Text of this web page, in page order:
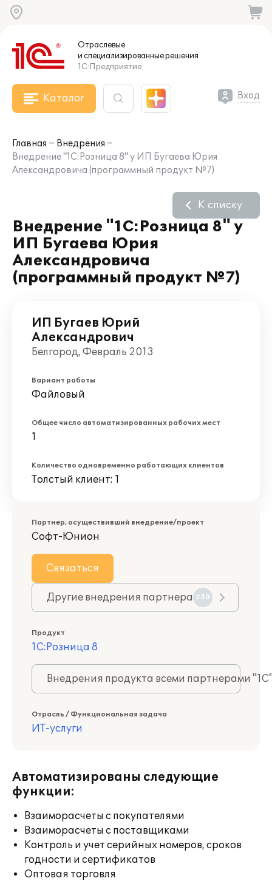
Отраслевые
и специализированныерешения
1С:Предприятие
Каталог Вход
Главная
Внедрения
Внедрение "1С:Розница 8" у ИП Бугаева Юрия
Александровича (программный продукт №7)
Внедрение "1С:Розница 8" у
ИП Бугаева Юрия
Александровича
(программный продукт №7)
К списку
ИП Бугаев Юрий
Александрович
Белгород, Февраль 2013
Вариант работы
Файловый
Общее число автоматизированных рабочих мест
1
Количество одновременно работающих клиентов
Толстый клиент: 1
Партнер, осуществивший внедрение/проект
Софт-Юнион
Связаться
Другие внедрения партнера 250
Продукт
1С:Розница 8
Внедрения продукта всеми партнерами
Отрасль / Функциональная задача
ИТ-услуги
Автоматизированы следующие
функции:
Взаиморасчеты с покупателями
Взаиморасчеты с поставщиками
Контроль и учет серийных номеров, сроков
годности и сертификатов
Оптовая торговля